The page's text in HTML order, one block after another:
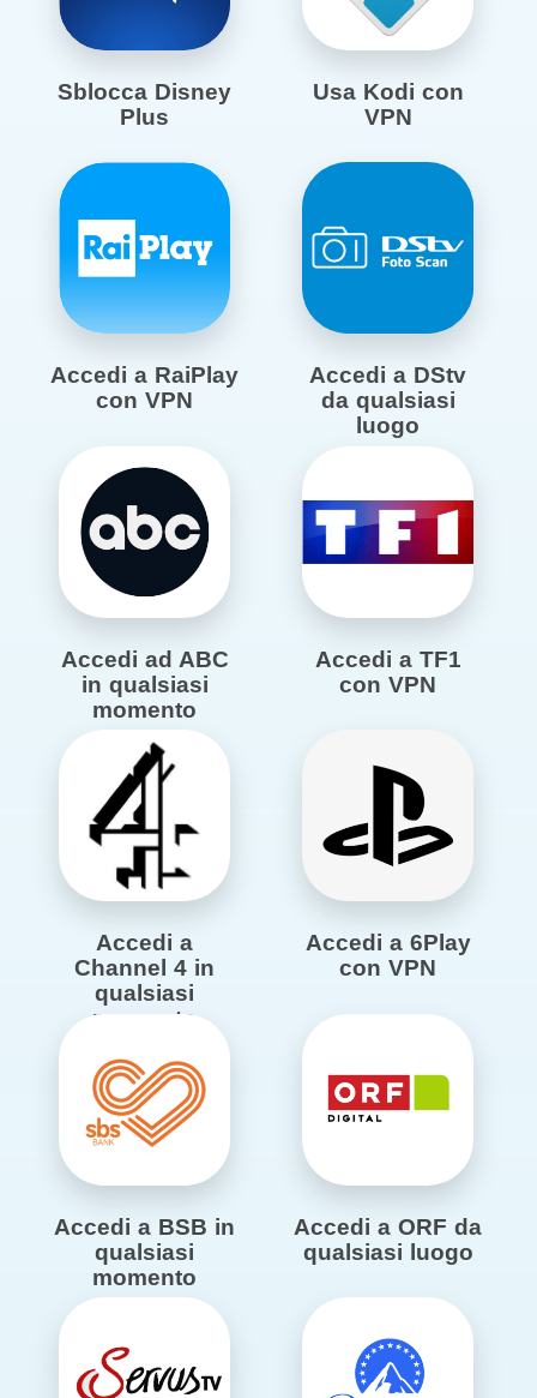
Sblocca Disney
Plus
Usa Kodi con
VPN
Accedi a RaiPlay
con VPN
Accedi a DStv
da qualsiasi
luogo
Accedi ad ABC
in qualsiasi
momento
Accedi a TF1
con VPN
Accedi a
Channel 4 in
qualsiasi
momento
Accedi a 6Play
con VPN
Accedi a BSB in
qualsiasi
momento
Accedi a ORF da
qualsiasi luogo